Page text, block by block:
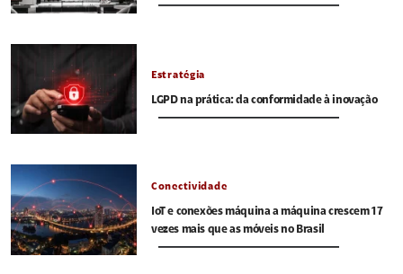
Estratégia
LGPD na prática: da conformidade à inovação
Conectividade
IoT e conexões máquina a máquina crescem 17
vezes mais que as móveis no Brasil